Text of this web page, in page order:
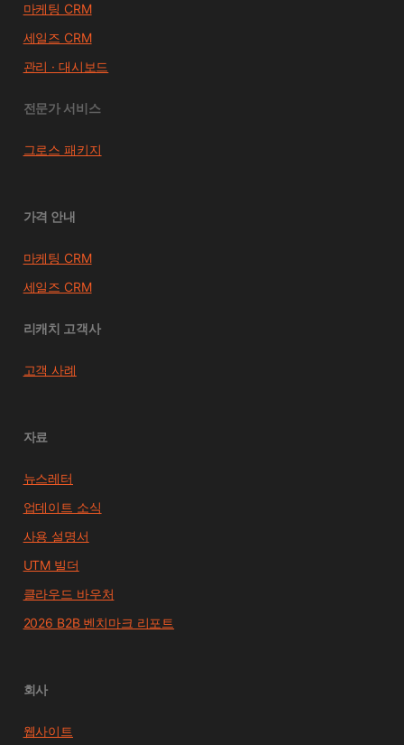
마케팅 CRM
세일즈 CRM
관리 · 대시보드
전문가 서비스
그로스 패키지
가격 안내
마케팅 CRM
세일즈 CRM
리캐치 고객사
고객 사례
자료
뉴스레터
업데이트 소식
사용 설명서
UTM 빌더
클라우드 바우처
2026 B2B 벤치마크 리포트
회사
웹사이트